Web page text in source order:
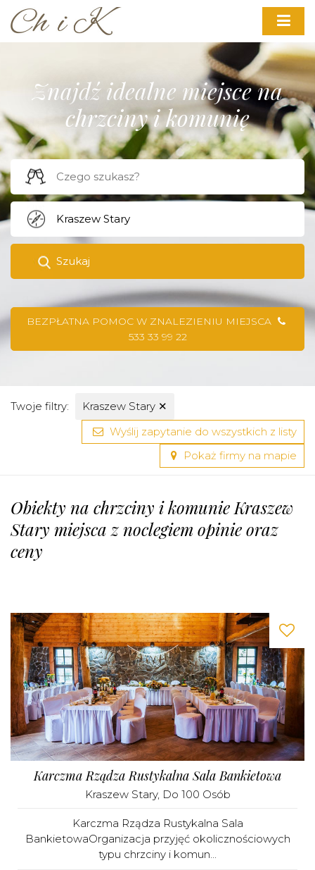
Znajdź idealne miejsce na
chrzciny i komunię
Szukaj
BEZPŁATNA POMOC W ZNALEZIENIU MIEJSCA
533 33 99 22
Twoje filtry: Kraszew Stary ✕
Wyślij zapytanie do wszystkich z listy
Pokaż firmy na mapie
Obiekty na chrzciny i komunie Kraszew
Stary miejsca z noclegiem opinie oraz
ceny
Karczma Rządza Rustykalna Sala Bankietowa
Kraszew Stary, Do 100 Osób
Karczma Rządza Rustykalna Sala
BankietowaOrganizacja przyjęć okolicznościowych
typu chrzciny i komun...